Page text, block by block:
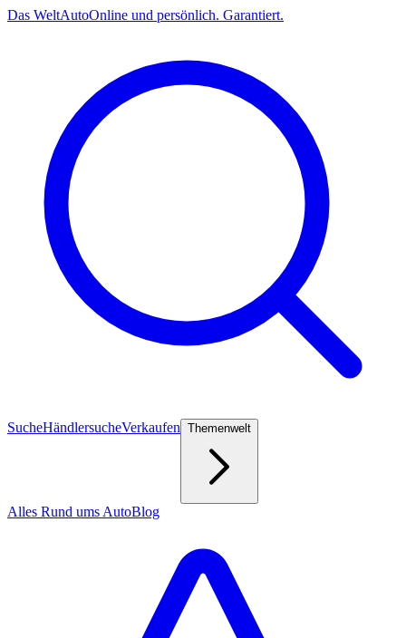
Das WeltAutoOnline und persönlich. Garantiert.
SucheHändlersucheVerkaufen Themenwelt
Alles Rund ums AutoBlog